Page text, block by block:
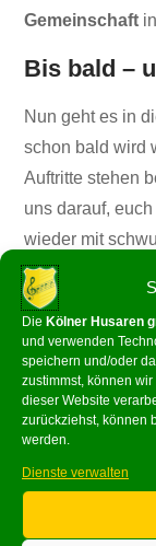
Die Kölner Husaren
und verwenden
speichern und/oder
zustimmst, können
dieser Website
zurückziehst, können
werden.
Dienste verwalten
Gemeinschaft
Bis bald –
Nun geht es in
schon bald wird
Auftritte stehen
uns darauf,
wieder mit
Eure Kölner
Mehr Infos zu
auf